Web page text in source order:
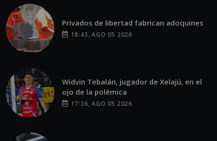
Privados de libertad fabrican adoquines
18:43, AGO 05 2026
Widvin Tebalán, jugador de Xelajú, en el
ojo de la polémica
17:26, AGO 05 2026